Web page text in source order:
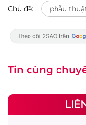
Chủ đề: phẫu
Tin cùng